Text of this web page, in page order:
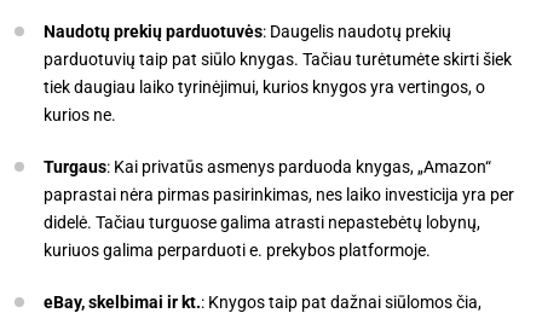
Naudotų prekių parduotuvės: Daugelis naudotų prekių
parduotuvių taip pat siūlo knygas. Tačiau turėtumėte skirti šiek
tiek daugiau laiko tyrinėjimui, kurios knygos yra vertingos, o
kurios ne.
Turgaus: Kai privatūs asmenys parduoda knygas, „Amazon“
paprastai nėra pirmas pasirinkimas, nes laiko investicija yra per
didelė. Tačiau turguose galima atrasti nepastebėtų lobynų,
kuriuos galima perparduoti e. prekybos platformoje.
eBay, skelbimai ir kt.: Knygos taip pat dažnai siūlomos čia,